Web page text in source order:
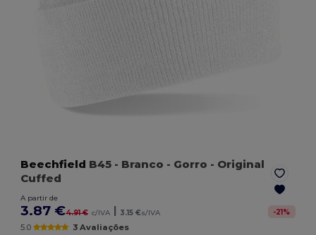
Beechfield B45 - Branco - Gorro - Original
Cuffed
A partir de
3.87 €4.91 € c/IVA | 3.15 €s/IVA -21%
5.0 3 Avaliações